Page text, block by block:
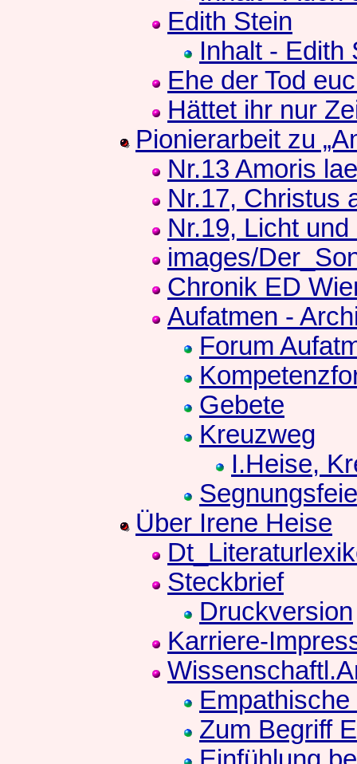
Edith Stein
Inhalt - Edith
Ehe der Tod
Hättet ihr nur
Pionierarbeit zu
Nr.13 Amoris
Nr.17, Christus
Nr.19, Licht
images/
Chronik ED
Aufatmen -
Forum
Gebete
Kreuzweg
I.Heise,
Über Irene Heise
Steckbrief
Druckversion
Karriere-
Zum Begriff